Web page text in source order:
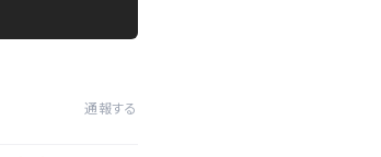
通報する